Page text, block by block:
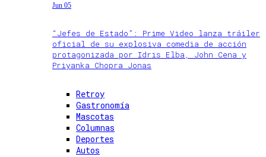
Jun 05
“Jefes de Estado”: Prime Video lanza tráiler
oficial de su explosiva comedia de acción
protagonizada por Idris Elba, John Cena y
Priyanka Chopra Jonas
Retroy
Gastronomía
Mascotas
Columnas
Deportes
Autos